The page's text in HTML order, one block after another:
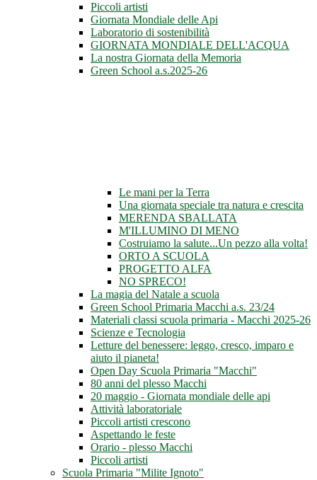
Piccoli artisti
Giornata Mondiale delle Api
Laboratorio di sostenibilità
GIORNATA MONDIALE DELL'ACQUA
La nostra Giornata della Memoria
Green School a.s.2025-26
Le mani per la Terra
Una giornata speciale tra natura e crescita
MERENDA SBALLATA
M'ILLUMINO DI MENO
Costruiamo la salute...Un pezzo alla volta!
ORTO A SCUOLA
PROGETTO ALFA
NO SPRECO!
La magia del Natale a scuola
Green School Primaria Macchi a.s. 23/24
Materiali classi scuola primaria - Macchi 2025-26
Scienze e Tecnologia
Letture del benessere: leggo, cresco, imparo e
aiuto il pianeta!
Open Day Scuola Primaria "Macchi"
80 anni del plesso Macchi
20 maggio - Giornata mondiale delle api
Attività laboratoriale
Piccoli artisti crescono
Aspettando le feste
Orario - plesso Macchi
Piccoli artisti
Scuola Primaria "Milite Ignoto"